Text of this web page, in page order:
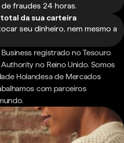
fraudes 24 horas.
da sua carteira
seu dinheiro, nem mesmo a
registrado no Tesouro
no Reino Unido. Somos
Holandesa de Mercados
com parceiros